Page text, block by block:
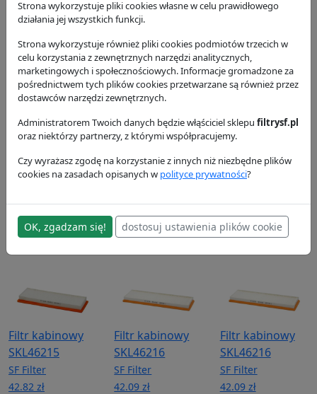
SK48672
216.85 zł
SL82001
179.2 zł
179.2 zł
Filtr powietrza
SF Filter
78.63 zł
Filtr powietrza
SL82003
SF Filter
78.63 zł
Filtr kabinowy
SF Filter
42.82 zł
Filtr kabinowy
SKL46215
SF Filter
42.82 zł
Filtr kabinowy
SKL46216
SF Filter
42.09 zł
Filtr kabinowy
SKL46216
SF Filter
42.09 zł
Strona wykorzystuje pliki cookies własne w celu prawidłowego
działania jej wszystkich funkcji.
Strona wykorzystuje również pliki cookies podmiotów trzecich w
celu korzystania z zewnętrznych narzędzi analitycznych,
marketingowych i społecznościowych. Informacje gromadzone za
pośrednictwem tych plików cookies przetwarzane są również przez
dostawców narzędzi zewnętrznych.
Administratorem Twoich danych będzie włąściciel sklepu filtrysf.pl
oraz niektórzy partnerzy, z którymi współpracujemy.
Czy wyrażasz zgodę na korzystanie z innych niż niezbędne plików
cookies na zasadach opisanych w polityce prywatności?
OK, zgadzam się! dostosuj ustawienia plików cookie